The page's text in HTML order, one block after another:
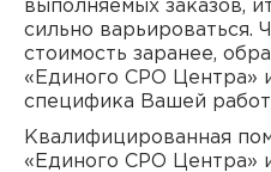
выполняемых заказов,
сильно варьироваться.
стоимость заранее,
«Единого СРО Центра»
специфика Вашей
Квалифицированная
«Единого СРО Центра»